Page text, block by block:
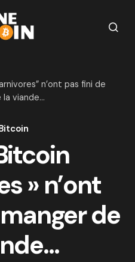
n’ont pas fini de
la viande…
» n’ont
de